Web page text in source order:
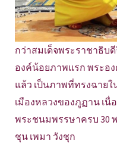
กว่าสมเด็จพระราชาธิบ
องค์น้อยภาพแรก พระอ
แล้ว เป็นภาพที่ทรงฉาย
เมืองหลวงของภูฏาน เนื่
พระชนมพรรษาครบ 30
ชุน เพมา วังชุก